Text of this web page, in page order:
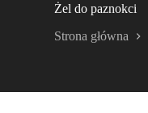
Żel do paznokci
Strona główna